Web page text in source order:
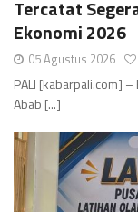
Tercatat
Ekonomi 2026
05 Agustus 2026
PALI [kabarpali.com]
Abab [...]